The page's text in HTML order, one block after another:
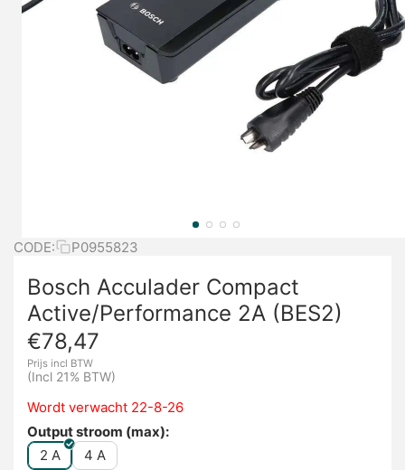
CODE: P0955823
Bosch Acculader Compact
Active/Performance 2A (BES2)
€78,47
Prijs incl BTW
(Incl 21% BTW)
Wordt verwacht 22-8-26
Output stroom (max):
2 A
4 A